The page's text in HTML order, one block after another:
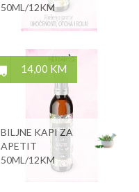
50ML/12KM
14,00 KM
BILJNE KAPI ZA
APETIT
50ML/12KM